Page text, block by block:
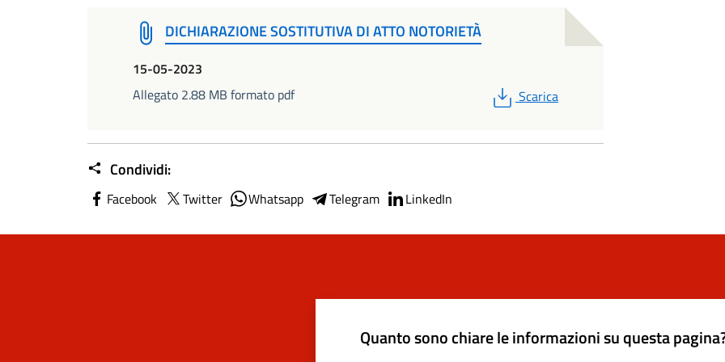
DICHIARAZIONE SOSTITUTIVA DI ATTO NOTORIETÀ
15-05-2023
Allegato 2.88 MB formato pdf
PDF
Scarica
Condividi:
Facebook Twitter Whatsapp Telegram LinkedIn
Quanto sono chiare le informazioni su questa